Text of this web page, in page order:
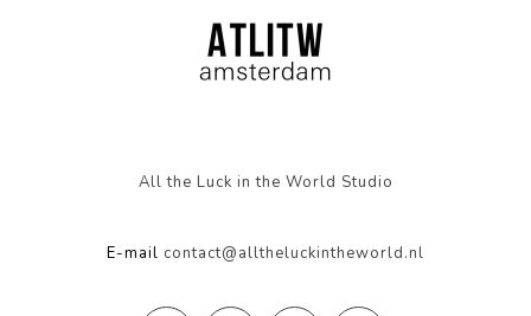
All the Luck in the World Studio
E-mail contact@alltheluckintheworld.nl